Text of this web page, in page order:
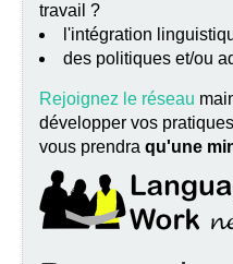
travail ?
l'intégration
des politiques et/ou
Rejoignez le réseau
développer vos
vous prendra qu'une